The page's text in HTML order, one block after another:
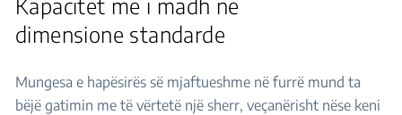
Kapacitet më i madh në
dimensione standarde
Mungesa e hapësirës së mjaftueshme në furrë mund ta
bëjë gatimin me të vërtetë një sherr, veçanërisht nëse keni